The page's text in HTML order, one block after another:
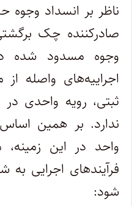
ناظر بر انسداد
صادرکننده چک
وجوه مسدود شده
اجراییه‌های واصله
ثبتی، رویه واحدی
ندارد. بر همین
واحد در این
فرآیندهای اجرایی به
شود: